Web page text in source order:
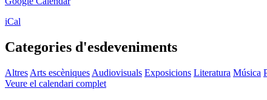
iCal
Categories d'esdeveniments
Altres Arts escèniques Audiovisuals Exposicions Literatura Música
Veure el calendari complet